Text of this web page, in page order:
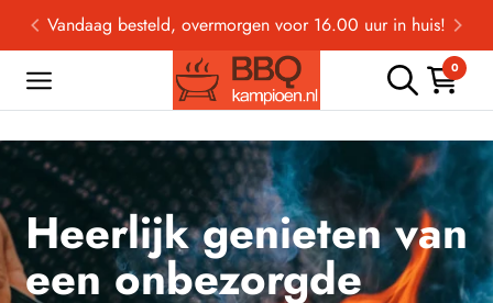
Vandaag besteld, overmorgen voor 16.00 uur in huis!
0
Heerlijk genieten van
een onbezorgde